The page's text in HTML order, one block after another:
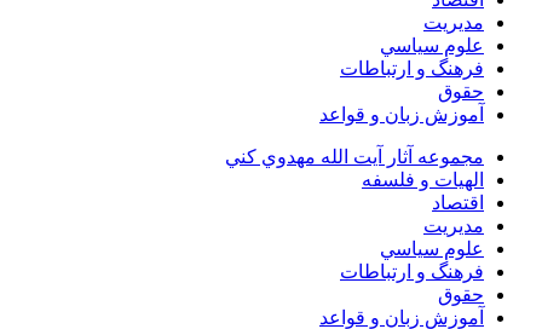
مديريت
علوم سياسي
فرهنگ و ارتباطات
حقوق
آموزش زبان و قواعد
مجموعه آثار آيت الله مهدوي كني
الهیات و فلسفه
اقتصاد
مديريت
علوم سياسي
فرهنگ و ارتباطات
حقوق
آموزش زبان و قواعد